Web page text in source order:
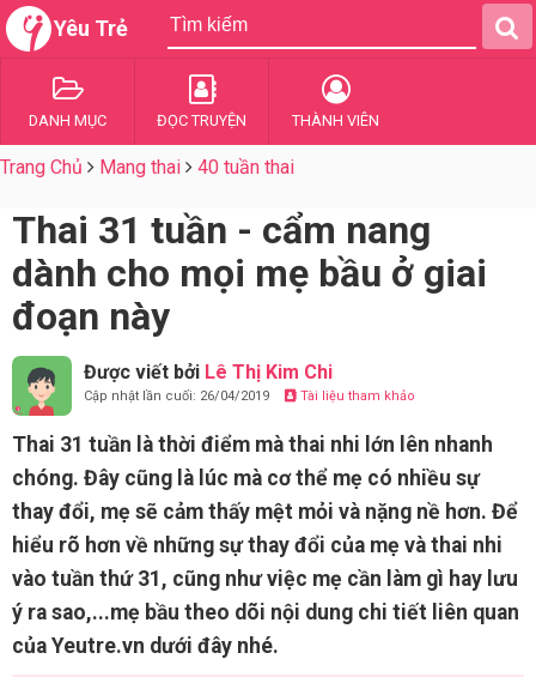
Yêu Trẻ
DANH MỤC ĐỌC TRUYỆN THÀNH VIÊN
Trang Chủ Mang thai 40 tuần thai
Thai 31 tuần - cẩm nang
dành cho mọi mẹ bầu ở giai
đoạn này
Được viết bởi Lê Thị Kim Chi
Cập nhật lần cuối: 26/04/2019 Tài liệu tham khảo
Thai 31 tuần là thời điểm mà thai nhi lớn lên nhanh
chóng. Đây cũng là lúc mà cơ thể mẹ có nhiều sự
thay đổi, mẹ sẽ cảm thấy mệt mỏi và nặng nề hơn. Để
hiểu rõ hơn về những sự thay đổi của mẹ và thai nhi
vào tuần thứ 31, cũng như việc mẹ cần làm gì hay lưu
ý ra sao,...mẹ bầu theo dõi nội dung chi tiết liên quan
của Yeutre.vn dưới đây nhé.